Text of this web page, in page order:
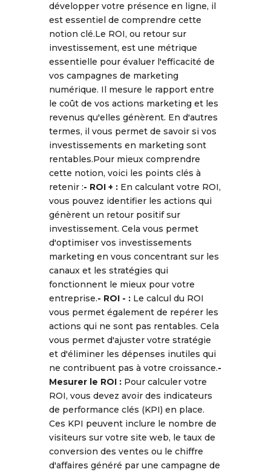
développer votre présence en ligne, il
est essentiel de comprendre cette
notion clé.Le ROI, ou retour sur
investissement, est une métrique
essentielle pour évaluer l'efficacité de
vos campagnes de marketing
numérique. Il mesure le rapport entre
le coût de vos actions marketing et les
revenus qu'elles génèrent. En d'autres
termes, il vous permet de savoir si vos
investissements en marketing sont
rentables.Pour mieux comprendre
cette notion, voici les points clés à
retenir :- ROI + : En calculant votre ROI,
vous pouvez identifier les actions qui
génèrent un retour positif sur
investissement. Cela vous permet
d'optimiser vos investissements
marketing en vous concentrant sur les
canaux et les stratégies qui
fonctionnent le mieux pour votre
entreprise.- ROI - : Le calcul du ROI
vous permet également de repérer les
actions qui ne sont pas rentables. Cela
vous permet d'ajuster votre stratégie
et d'éliminer les dépenses inutiles qui
ne contribuent pas à votre croissance.-
Mesurer le ROI : Pour calculer votre
ROI, vous devez avoir des indicateurs
de performance clés (KPI) en place.
Ces KPI peuvent inclure le nombre de
visiteurs sur votre site web, le taux de
conversion des ventes ou le chiffre
d'affaires généré par une campagne de